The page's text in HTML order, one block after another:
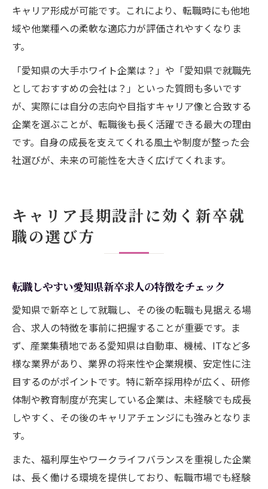
キャリア形成が可能です。これにより、転職時にも他地
域や他業種への柔軟な適応力が評価されやすくなりま
す。
「愛知県の大手ホワイト企業は？」や「愛知県で就職先
としておすすめの会社は？」といった質問も多いです
が、実際には自分の志向や目指すキャリア像と合致する
企業を選ぶことが、転職後も長く活躍できる最大の理由
です。自身の成長を支えてくれる風土や制度が整った会
社選びが、未来の可能性を大きく広げてくれます。
キャリア長期設計に効く新卒就
職の選び方
転職しやすい愛知県新卒求人の特徴をチェック
愛知県で新卒として就職し、その後の転職も見据える場
合、求人の特徴を事前に把握することが重要です。ま
ず、産業集積地である愛知県は自動車、機械、ITなど多
様な業界があり、業界の将来性や企業規模、安定性に注
目するのがポイントです。特に新卒採用枠が広く、研修
体制や教育制度が充実している企業は、未経験でも成長
しやすく、その後のキャリアチェンジにも強みとなりま
す。
また、福利厚生やワークライフバランスを重視した企業
は、長く働ける環境を提供しており、転職市場でも経験